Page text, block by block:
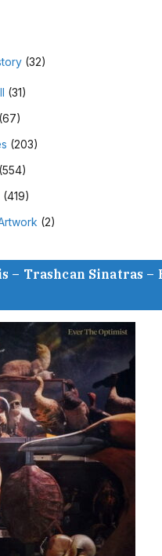
(32)
(31)
(67)
(203)
(554)
(419)
(2)
– Trashcan Sinatras –